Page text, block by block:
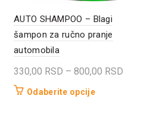
AUTO SHAMPOO – Blagi
šampon za ručno pranje
automobila
330,00 RSD – 800,00 RSD
Odaberite opcijeOvaj